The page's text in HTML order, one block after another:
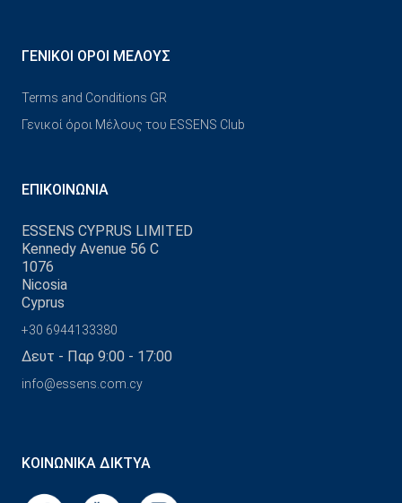
ΓΕΝΙΚΟΊ ΌΡΟΙ ΜΈΛΟΥΣ
Terms and Conditions GR
Γενικοί όροι Μέλους του ESSENS Club
ΕΠΙΚΟΙΝΩΝΊΑ
ESSENS CYPRUS LIMITED
Kennedy Avenue 56 C
1076
Nicosia
Cyprus
+30 6944133380
Δευτ - Παρ 9:00 - 17:00
info@essens.com.cy
ΚΟΙΝΩΝΙΚΆ ΔΊΚΤΥΑ